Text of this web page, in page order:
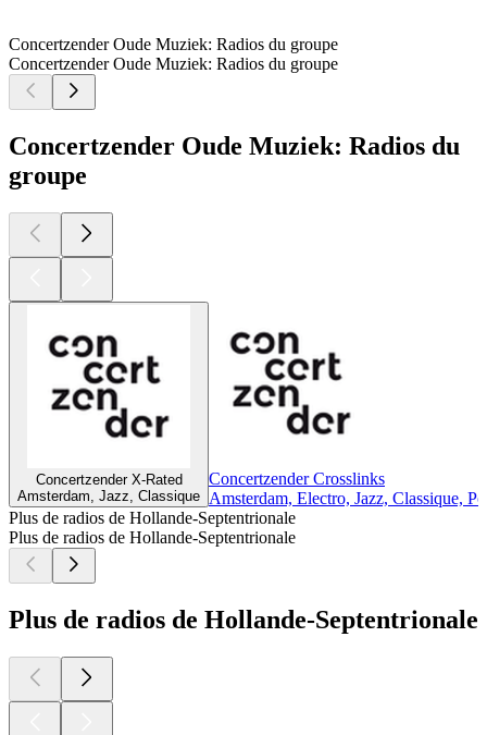
Concertzender Oude Muziek: Radios du groupe
Concertzender Oude Muziek: Radios du groupe
Concertzender Oude Muziek: Radios du
groupe
Concertzender X-Rated
Amsterdam, Jazz, Classique
Concertzender Crosslinks
Amsterdam, Electro, Jazz, Classique,
Plus de radios de Hollande-Septentrionale
Plus de radios de Hollande-Septentrionale
Plus de radios de Hollande-Septentrionale